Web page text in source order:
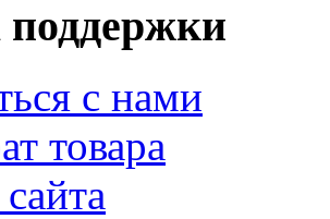
с нами
товара